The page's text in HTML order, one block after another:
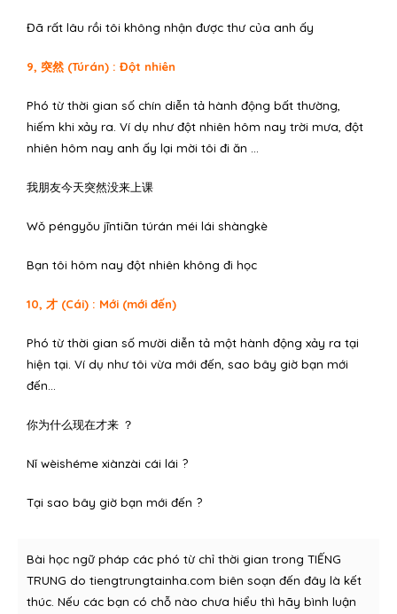
Đã rất lâu rồi tôi không nhận được thư của anh ấy
9, 突然 (Túrán) : Đột nhiên
Phó từ thời gian số chín diễn tả hành động bất thường,
hiếm khi xảy ra. Ví dụ như đột nhiên hôm nay trời mưa, đột
nhiên hôm nay anh ấy lại mời tôi đi ăn …
我朋友今天突然没来上课
Wǒ péngyǒu jīntiān túrán méi lái shàngkè
Bạn tôi hôm nay đột nhiên không đi học
10, 才 (Cái) : Mới (mới đến)
Phó từ thời gian số mười diễn tả một hành động xảy ra tại
hiện tại. Ví dụ như tôi vừa mới đến, sao bây giờ bạn mới
đến…
你为什么现在才来 ？
Nǐ wèishéme xiànzài cái lái ?
Tại sao bây giờ bạn mới đến ?
Bài học ngữ pháp các phó từ chỉ thời gian trong TIẾNG
TRUNG do tiengtrungtainha.com biên soạn đến đây là kết
thúc. Nếu các bạn có chỗ nào chưa hiểu thì hãy bình luận